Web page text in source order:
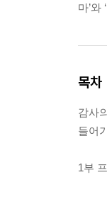
마’
목차
감사
들어
1부